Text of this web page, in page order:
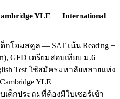
YLE — International
กโฮมสคูล — SAT เน้น Reading +
GED เตรียมสอบเทียบ ม.6
Test ใช้สมัครมหาลัยหลายแห่ง
YLE
บเด็กประถมที่ต้องมีใบเซอร์เข้า